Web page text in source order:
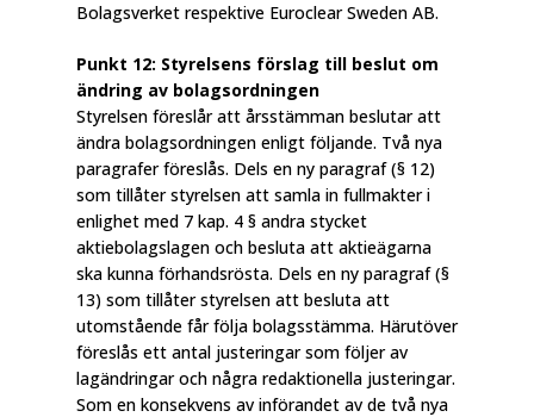
Bolagsverket respektive Euroclear Sweden AB.
Punkt 12: Styrelsens förslag till beslut om
ändring av bolagsordningen
Styrelsen föreslår att årsstämman beslutar att
ändra bolagsordningen enligt följande. Två nya
paragrafer föreslås. Dels en ny paragraf (§ 12)
som tillåter styrelsen att samla in fullmakter i
enlighet med 7 kap. 4 § andra stycket
aktiebolagslagen och besluta att aktieägarna
ska kunna förhandsrösta. Dels en ny paragraf (§
13) som tillåter styrelsen att besluta att
utomstående får följa bolagsstämma. Härutöver
föreslås ett antal justeringar som följer av
lagändringar och några redaktionella justeringar.
Som en konsekvens av införandet av de två nya